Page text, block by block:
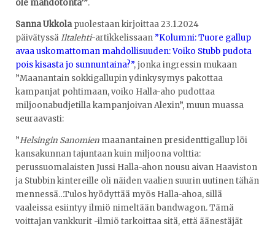
ole mahdotonta’”.
Sanna Ukkolapuolestaan kirjoittaa 23.1.2024
päivätyssäIltalehti-artikkelissaan ”Kolumni: Tuore gallup
avaa uskomattoman mahdollisuuden: Voiko Stubb pudota
pois kisasta jo sunnuntaina?”, jonka ingressin mukaan
”Maanantain sokkigallupin ydinkysymys pakottaa
kampanjat pohtimaan, voiko Halla-aho pudottaa
miljoonabudjetilla kampanjoivan Alexin”, muun muassa
seuraavasti:
”Helsingin Sanomien maanantainen presidenttigallup löi
kansakunnan tajuntaan kuin miljoona volttia:
perussuomalaisten Jussi Halla-ahon nousu aivan Haaviston
ja Stubbin kintereille oli näiden vaalien suurin uutinen tähän
mennessä…Tulos hyödyttää myös Halla-ahoa, sillä
vaaleissa esiintyy ilmiö nimeltään bandwagon. Tämä
voittajan vankkurit -ilmiö tarkoittaa sitä, että äänestäjät